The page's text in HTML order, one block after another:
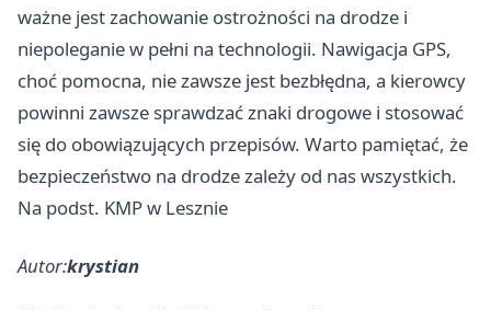
ważne jest zachowanie ostrożności na drodze i
niepoleganie w pełni na technologii. Nawigacja GPS,
choć pomocna, nie zawsze jest bezbłędna, a kierowcy
powinni zawsze sprawdzać znaki drogowe i stosować
się do obowiązujących przepisów. Warto pamiętać, że
bezpieczeństwo na drodze zależy od nas wszystkich.
Na podst. KMP w Lesznie
Autor:krystian